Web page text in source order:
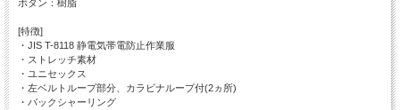
ボタン：樹脂
[特徴]
・JIS T-8118 静電気帯電防止作業服
・ストレッチ素材
・ユニセックス
・左ベルトループ部分、カラビナループ付(2ヵ所)
・バックシャーリング